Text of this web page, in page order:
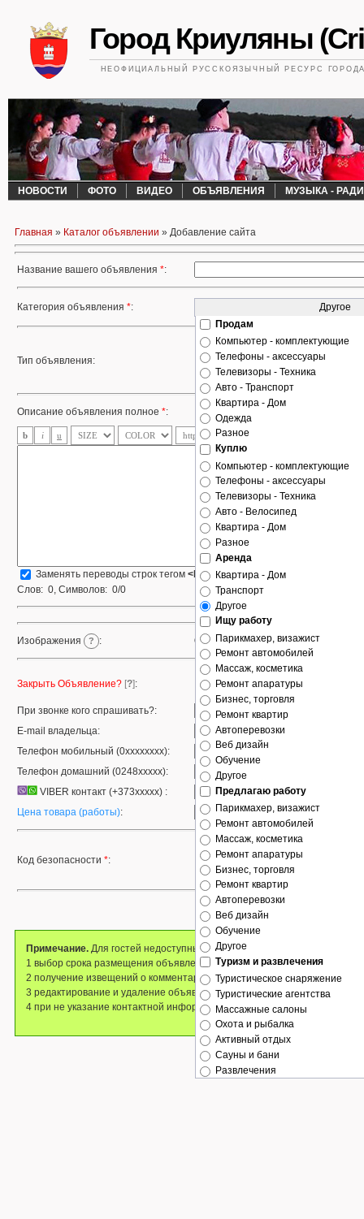
Город Криуляны
НЕОФИЦИАЛЬНЫЙ РУССКОЯЗЫЧНЫЙ РЕСУРС
НОВОСТИ ФОТО ВИДЕО ОБЪЯВЛЕНИЯ МУЗЫКА -
Главная » Каталог объявлении » Добавление сайта
Название вашего объявления *:
Категория объявления *:
Продам
Компьютер - комплектующие
Телефоны - аксессуары
Телевизоры - Техника
Авто - Транспорт
Квартира - Дом
Одежда
Разное
Куплю
Компьютер - комплектующие
Телефоны - аксессуары
Телевизоры - Техника
Авто - Велосипед
Квартира - Дом
Разное
Аренда
Квартира - Дом
Транспорт
Другое
Ищу работу
Парикмахер, визажист
Ремонт автомобилей
Массаж, косметика
Ремонт апаратуры
Бизнес, торговля
Ремонт квартир
Автоперевозки
Веб дизайн
Обучение
Другое
Предлагаю работу
Парикмахер, визажист
Ремонт автомобилей
Массаж, косметика
Ремонт апаратуры
Бизнес, торговля
Ремонт квартир
Автоперевозки
Веб дизайн
Обучение
Другое
Туризм и развлечения
Туристическое снаряжение
Туристические агентства
Массажные салоны
Охота и рыбалка
Активный отдых
Сауны и бани
Развлечения
Тип объявления:
Информация
Реклама
Услуги
Описание объявления полное *:
Заменять переводы строк тегом <BR>
Слов: 0, Символов: 0/0
Изображения ? : Стандартный загрузчик|
Закрыть Объявление? [?]:
Открыть
При звонке кого спрашивать?:
E-mail владельца:
Телефон мобильный (0xxxxxxxx):
Телефон домашний (0248xxxxx):
VIBER контакт (+373xxxxx) :
Цена товара (работы):
Код безопасности *:
Примечание. Для гостей недоступны следующие возможности:
1 выбор срока размещения объявления,
2 получение извещений о комментариях,
3 редактирование и удаление объявлений,
4 при не указание контактной информации удаление объявления.
|